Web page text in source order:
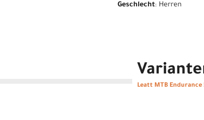
Geschlecht: Herren
Leatt MTB